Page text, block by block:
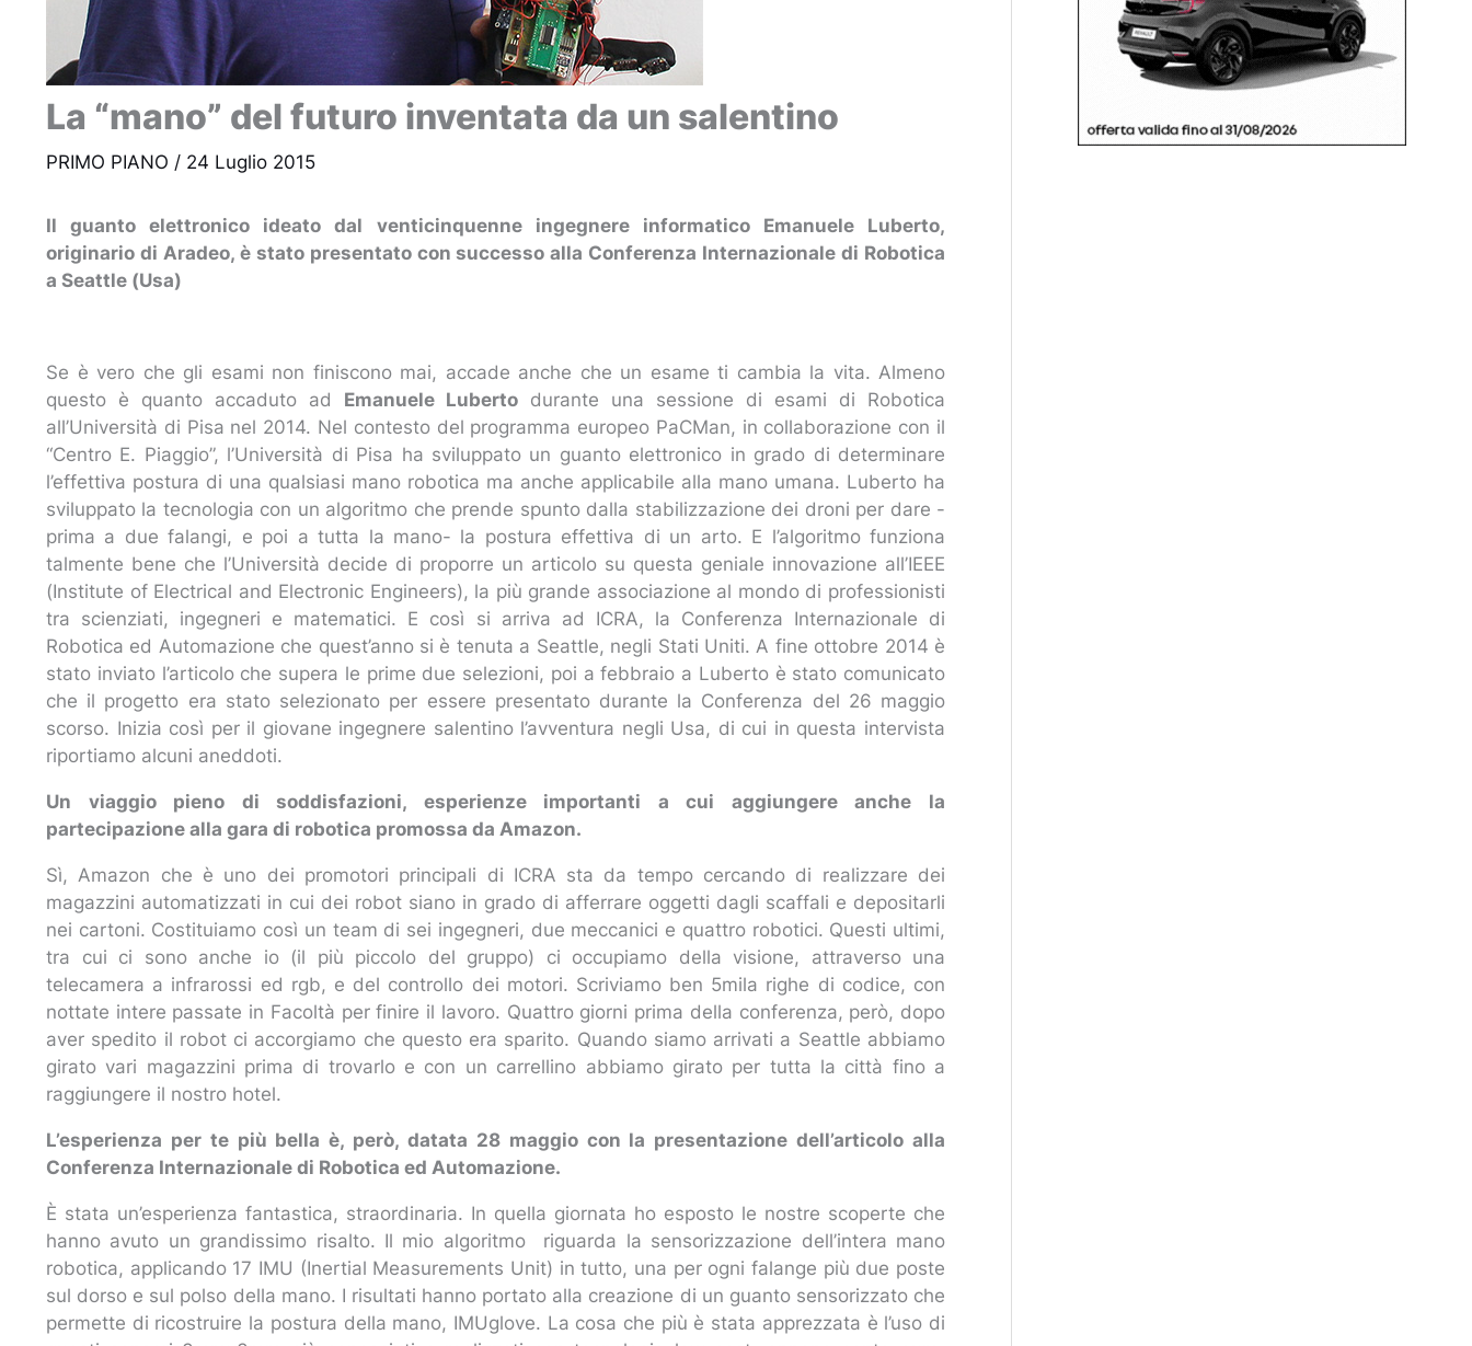
La “mano” del futuro inventata da un salentino
PRIMO PIANO / 24 Luglio 2015
Il guanto elettronico ideato dal venticinquenne ingegnere informatico Emanuele Luberto,
originario di Aradeo, è stato presentato con successo alla Conferenza Internazionale di Robotica
a Seattle (Usa)
Se è vero che gli esami non finiscono mai, accade anche che un esame ti cambia la vita. Almeno
questo è quanto accaduto ad Emanuele Luberto durante una sessione di esami di Robotica
all’Università di Pisa nel 2014. Nel contesto del programma europeo PaCMan, in collaborazione con il
“Centro E. Piaggio”, l’Università di Pisa ha sviluppato un guanto elettronico in grado di determinare
l’effettiva postura di una qualsiasi mano robotica ma anche applicabile alla mano umana. Luberto ha
sviluppato la tecnologia con un algoritmo che prende spunto dalla stabilizzazione dei droni per dare -
prima a due falangi, e poi a tutta la mano- la postura effettiva di un arto. E l’algoritmo funziona
talmente bene che l’Università decide di proporre un articolo su questa geniale innovazione all’IEEE
(Institute of Electrical and Electronic Engineers), la più grande associazione al mondo di professionisti
tra scienziati, ingegneri e matematici. E così si arriva ad ICRA, la Conferenza Internazionale di
Robotica ed Automazione che quest’anno si è tenuta a Seattle, negli Stati Uniti. A fine ottobre 2014 è
stato inviato l’articolo che supera le prime due selezioni, poi a febbraio a Luberto è stato comunicato
che il progetto era stato selezionato per essere presentato durante la Conferenza del 26 maggio
scorso. Inizia così per il giovane ingegnere salentino l’avventura negli Usa, di cui in questa intervista
riportiamo alcuni aneddoti.
Un viaggio pieno di soddisfazioni, esperienze importanti a cui aggiungere anche la
partecipazione alla gara di robotica promossa da Amazon.
Sì, Amazon che è uno dei promotori principali di ICRA sta da tempo cercando di realizzare dei
magazzini automatizzati in cui dei robot siano in grado di afferrare oggetti dagli scaffali e depositarli
nei cartoni. Costituiamo così un team di sei ingegneri, due meccanici e quattro robotici. Questi ultimi,
tra cui ci sono anche io (il più piccolo del gruppo) ci occupiamo della visione, attraverso una
telecamera a infrarossi ed rgb, e del controllo dei motori. Scriviamo ben 5mila righe di codice, con
nottate intere passate in Facoltà per finire il lavoro. Quattro giorni prima della conferenza, però, dopo
aver spedito il robot ci accorgiamo che questo era sparito. Quando siamo arrivati a Seattle abbiamo
girato vari magazzini prima di trovarlo e con un carrellino abbiamo girato per tutta la città fino a
raggiungere il nostro hotel.
L’esperienza per te più bella è, però, datata 28 maggio con la presentazione dell’articolo alla
Conferenza Internazionale di Robotica ed Automazione.
È stata un’esperienza fantastica, straordinaria. In quella giornata ho esposto le nostre scoperte che
hanno avuto un grandissimo risalto. Il mio algoritmo riguarda la sensorizzazione dell’intera mano
robotica, applicando 17 IMU (Inertial Measurements Unit) in tutto, una per ogni falange più due poste
sul dorso e sul polso della mano. I risultati hanno portato alla creazione di un guanto sensorizzato che
permette di ricostruire la postura della mano, IMUglove. La cosa che più è stata apprezzata è l’uso di